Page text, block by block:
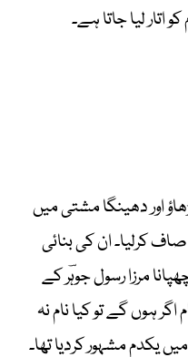
اتار لیا جاتا ہے۔
اور دھینگا مشتی میں
کرلیا۔ ان کی بنائی
مرزا رسول جوہؔر کے
ہوں گے تو کیا نام نہ
یکدم مشہور کردیا تھا۔